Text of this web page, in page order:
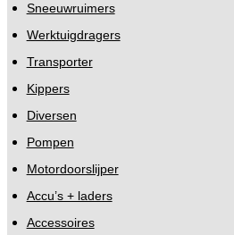
Sneeuwruimers
Werktuigdragers
Transporter
Kippers
Diversen
Pompen
Motordoorslijper
Accu’s + laders
Accessoires